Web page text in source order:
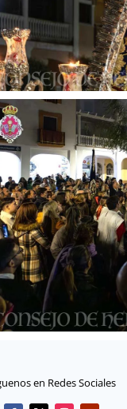
en Redes Sociales